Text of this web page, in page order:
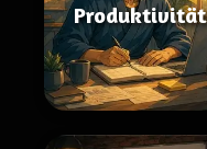
Produktivität